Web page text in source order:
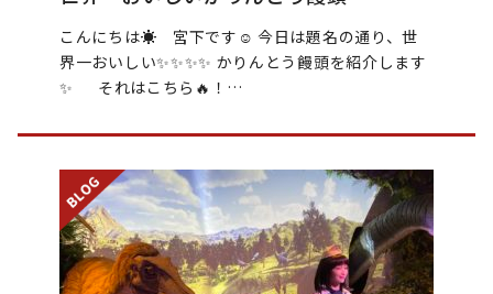
こんにちは☀ 宮下です☺ 今日は題名の通り、世
界一おいしい✨✨✨✨ かりんとう饅頭を紹介します
✨ それはこちら🔥！…